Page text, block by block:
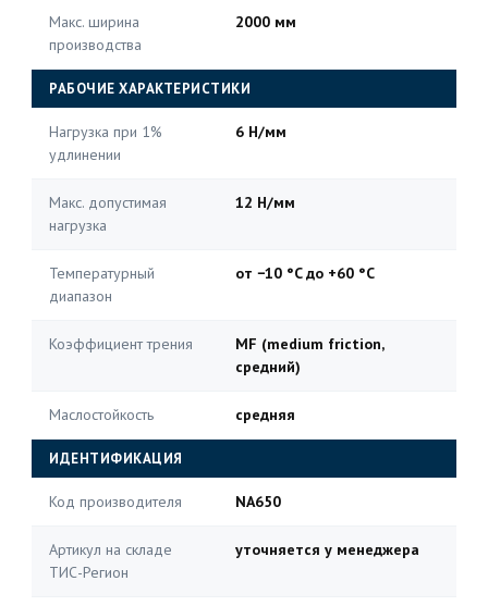
Макс. ширина
производства
2000 мм
РАБОЧИЕ ХАРАКТЕРИСТИКИ
Нагрузка при 1%
удлинении
6 Н/мм
Макс. допустимая
нагрузка
12 Н/мм
Температурный
диапазон
от −10 °C до +60 °C
Коэффициент трения
MF (medium friction,
средний)
Маслостойкость средняя
ИДЕНТИФИКАЦИЯ
Код производителя NA650
Артикул на складе
ТИС-Регион
уточняется у менеджера